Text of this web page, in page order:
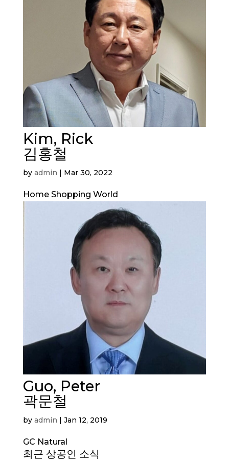
Kim, Rick
김홍철
by admin | Mar 30, 2022
Home Shopping World
Guo, Peter
곽문철
by admin | Jan 12, 2019
GC Natural
최근 상공인 소식